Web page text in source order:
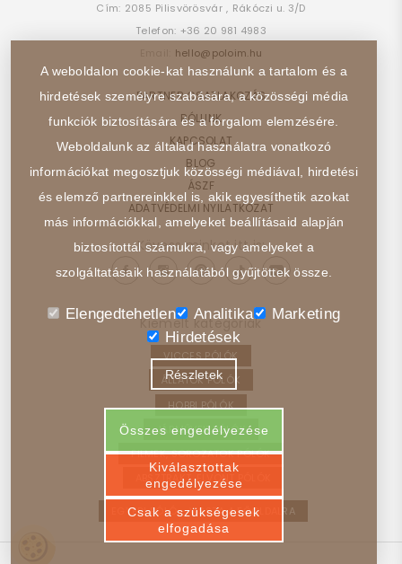
Cím: 2085 Pilisvörösvár , Rákóczi u. 3/D
Telefon: +36 20 981 4983
hello@poloim.hu
PARTNER CSATLAKOZÁS
RÓLUNK
KAPCSOLAT
BLOG
ÁSZF
ADATVÉDELMI NYILATKOZAT
Kövess minket itt is:
Kiemelt kategóriák
VICCES PÓLÓK
ÁLLATOK PÓLÓK
HOBBI PÓLÓK
JÁRMŰVEK PÓLÓK
FILMEK, SOROZATOK PÓLÓK
ABSZTRAKT, ELVONT PÓLÓK
EGYEDI PÓLÓ – VISSZA A FŐOLDALRA
A weboldalon cookie-kat használunk a tartalom és a
hirdetések személyre szabására, a közösségi média
funkciók biztosítására és a forgalom elemzésére.
Weboldalunk az általad használatra vonatkozó
információkat megosztjuk közösségi médiával, hirdetési
és elemző partnereinkkel is, akik egyesíthetik azokat
más információkkal, amelyeket beállításaid alapján
biztosítottál számukra, vagy amelyeket a
szolgáltatásaik használatából gyűjtöttek össze.
Elengedtehetlen Analitika
Marketing
Hirdetések
Részletek
Összes engedélyezése
Kiválasztottak
engedélyezése
Csak a szükségesek
elfogadása